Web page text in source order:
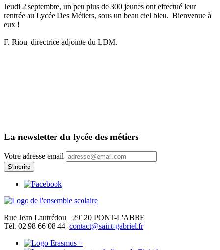
Jeudi 2 septembre, un peu plus de 300 jeunes ont effectué leur
rentrée au Lycée Des Métiers, sous un beau ciel bleu. Bienvenue à
eux !
F. Riou, directrice adjointe du LDM.
La newsletter du lycée des métiers
Votre adresse email
Rue Jean Lautrédou
29120 PONT-L'ABBE
Tél. 02 98 66 08 44 contact@saint-gabriel.fr